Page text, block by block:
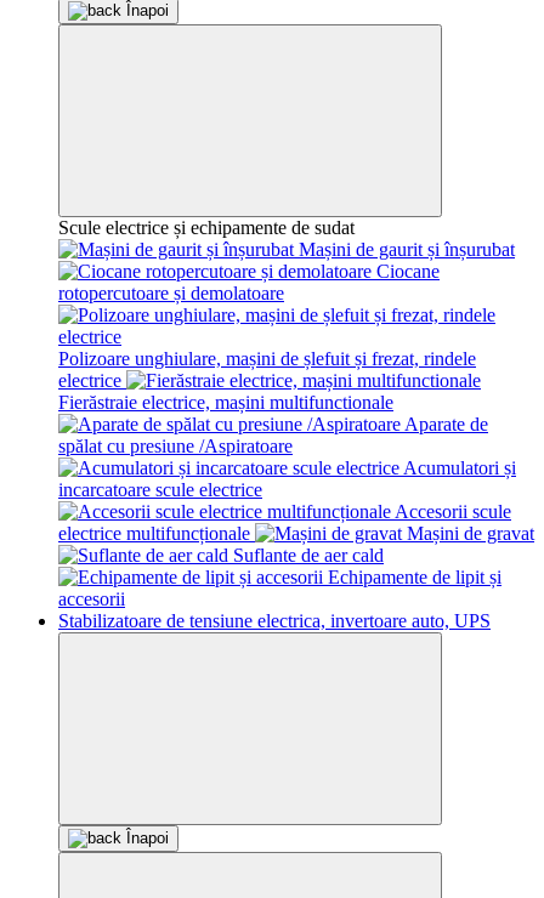
Înapoi
Scule electrice și echipamente de sudat
Mașini de gaurit și înșurubat
Ciocane
rotopercutoare și demolatoare
Polizoare unghiulare, mașini de șlefuit și frezat, rindele
electrice
Fierăstraie electrice, mașini multifunctionale
Aparate de
spălat cu presiune /Aspiratoare
Acumulatori și
incarcatoare scule electrice
Accesorii scule
electrice multifuncționale
Mașini de gravat
Suflante de aer cald
Echipamente de lipit și
accesorii
Stabilizatoare de tensiune electrica, invertoare auto, UPS
Înapoi